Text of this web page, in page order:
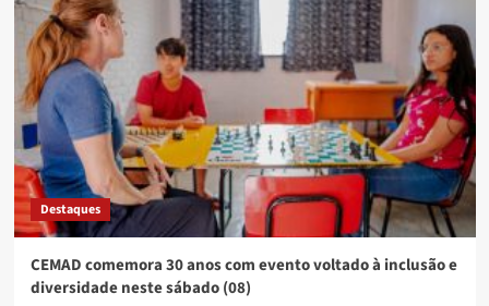
Destaques
CEMAD comemora 30 anos com evento voltado à inclusão e
diversidade neste sábado (08)